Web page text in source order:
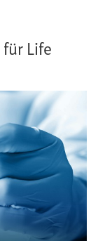
Life